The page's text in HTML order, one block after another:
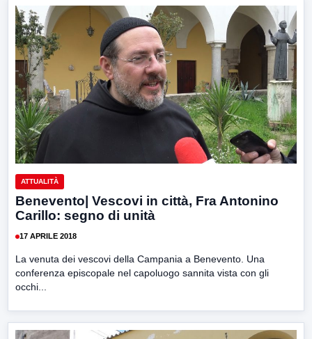
ATTUALITÀ
Benevento| Vescovi in città, Fra Antonino
Carillo: segno di unità
17 APRILE 2018
La venuta dei vescovi della Campania a Benevento. Una
conferenza episcopale nel capoluogo sannita vista con gli
occhi...